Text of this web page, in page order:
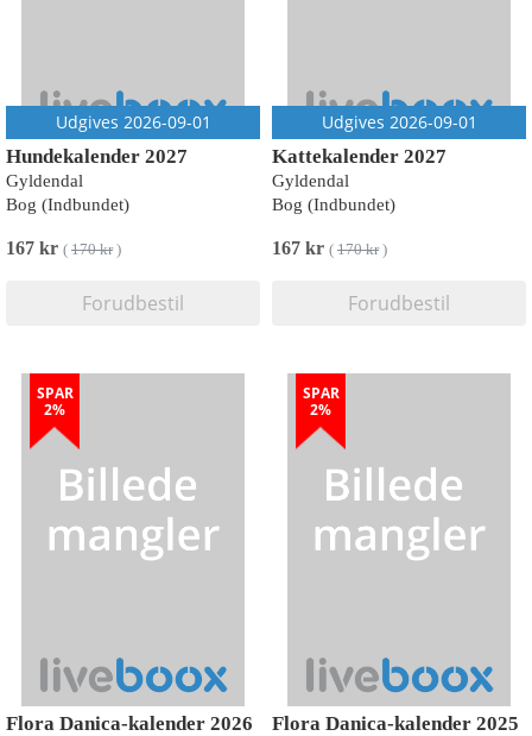
Udgives 2026-09-01
Hundekalender 2027
Gyldendal
Bog (Indbundet)
167 kr ( 170 kr)
Forudbestil
Udgives 2026-09-01
Kattekalender 2027
Gyldendal
Bog (Indbundet)
167 kr ( 170 kr)
Forudbestil
SPAR
2%
Flora Danica-kalender 2026
SPAR
2%
Flora Danica-kalender 2025